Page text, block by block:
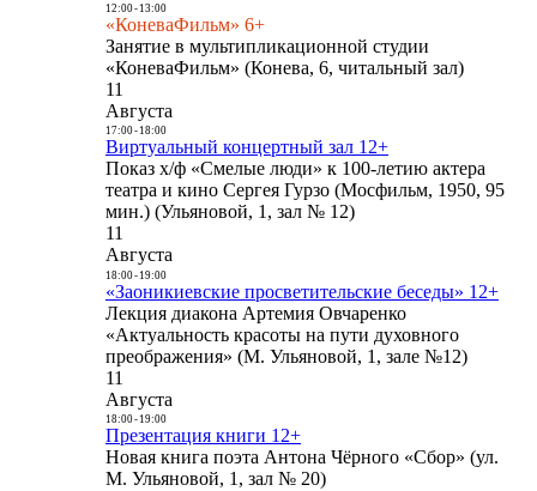
12:00- 13:00
«КоневаФильм» 6+
Занятие в мультипликационной студии
«КоневаФильм» (Конева, 6, читальный зал)
11
Августа
17:00- 18:00
Виртуальный концертный зал 12+
Показ х/ф «Смелые люди» к 100-летию актера
театра и кино Сергея Гурзо (Мосфильм, 1950, 95
мин.) (Ульяновой, 1, зал № 12)
11
Августа
18:00- 19:00
«Заоникиевские просветительские беседы» 12+
Лекция диакона Артемия Овчаренко
«Актуальность красоты на пути духовного
преображения» (М. Ульяновой, 1, зале №12)
11
Августа
18:00- 19:00
Презентация книги 12+
Новая книга поэта Антона Чёрного «Сбор» (ул.
М. Ульяновой, 1, зал № 20)